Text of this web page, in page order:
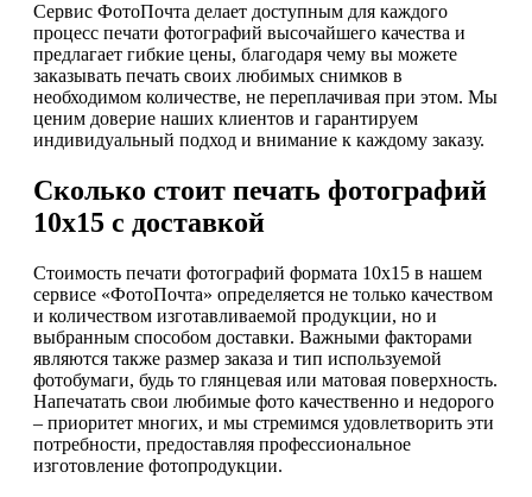
Сервис ФотоПочта делает доступным для каждого
процесс печати фотографий высочайшего качества и
предлагает гибкие цены, благодаря чему вы можете
заказывать печать своих любимых снимков в
необходимом количестве, не переплачивая при этом. Мы
ценим доверие наших клиентов и гарантируем
индивидуальный подход и внимание к каждому заказу.
Сколько стоит печать фотографий
10х15 с доставкой
Стоимость печати фотографий формата 10х15 в нашем
сервисе «ФотоПочта» определяется не только качеством
и количеством изготавливаемой продукции, но и
выбранным способом доставки. Важными факторами
являются также размер заказа и тип используемой
фотобумаги, будь то глянцевая или матовая поверхность.
Напечатать свои любимые фото качественно и недорого
– приоритет многих, и мы стремимся удовлетворить эти
потребности, предоставляя профессиональное
изготовление фотопродукции.